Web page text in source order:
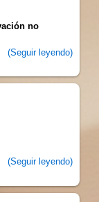
no
(Seguir leyendo)
(Seguir leyendo)